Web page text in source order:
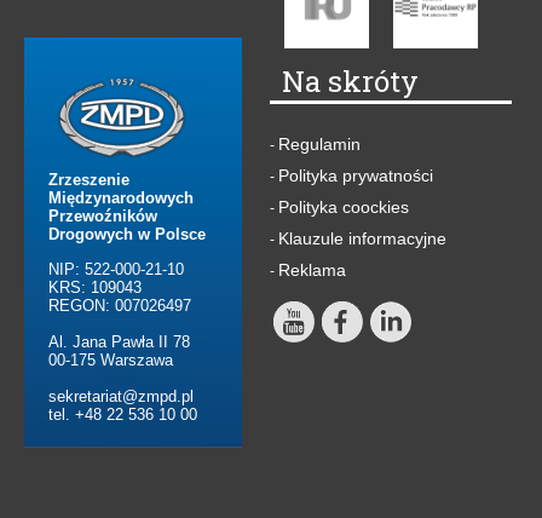
Zrzeszenie
Międzynarodowych
Przewoźników
Drogowych w Polsce
NIP: 522-000-21-10
KRS: 109043
REGON: 007026497
Al. Jana Pawła II 78
00-175 Warszawa
sekretariat@zmpd.pl
tel. +48 22 536 10 00
Na skróty
- Regulamin
- Polityka prywatności
- Polityka coockies
- Klauzule informacyjne
- Reklama